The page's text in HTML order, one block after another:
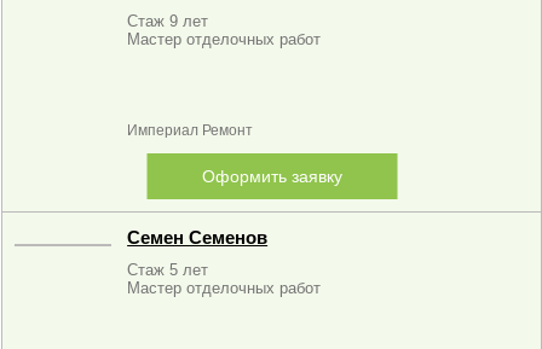
Стаж 9 лет
Мастер отделочных работ
Империал Ремонт
Оформить заявку
Семен Семенов
Стаж 5 лет
Мастер отделочных работ